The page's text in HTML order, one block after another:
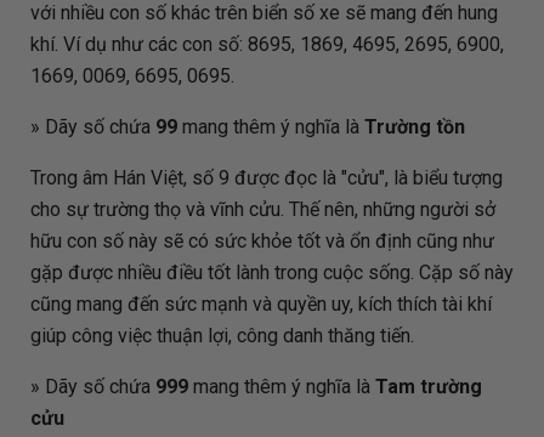
với nhiều con số khác trên biển số xe sẽ mang đến hung
khí. Ví dụ như các con số: 8695, 1869, 4695, 2695, 6900,
1669, 0069, 6695, 0695.
» Dãy số chứa 99mang thêm ý nghĩa là Trường tồn
Trong âm Hán Việt, số 9 được đọc là "cửu", là biểu tượng
cho sự trường thọ và vĩnh cửu. Thế nên, những người sở
hữu con số này sẽ có sức khỏe tốt và ổn định cũng như
gặp được nhiều điều tốt lành trong cuộc sống. Cặp số này
cũng mang đến sức mạnh và quyền uy, kích thích tài khí
giúp công việc thuận lợi, công danh thăng tiến.
» Dãy số chứa 999mang thêm ý nghĩa là Tam trường
cửu